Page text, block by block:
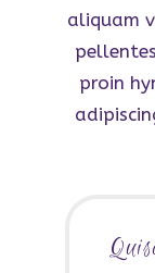
aliquam
proin